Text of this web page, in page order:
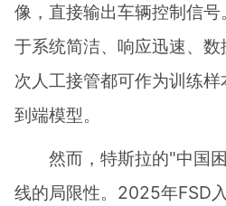
像，直接输出车辆控制信
于系统简洁、响应迅速、
次人工接管都可作为训练
到端模型。
然而，特斯拉的"中国
线的局限性。2025年FSD